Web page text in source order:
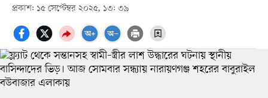
প্রকাশ: ১৫ সেপ্টেম্বর ২০২৫, ১৩: ৩৯